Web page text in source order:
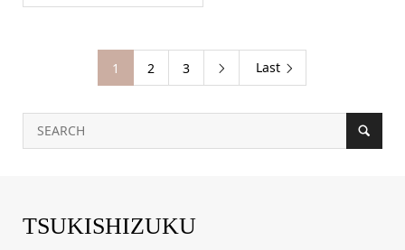
1 2 3  Last
TSUKISHIZUKU